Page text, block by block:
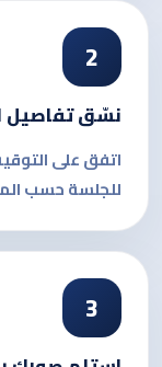
2
نسّق تفاصيل
اتفق على
للجلسة حسب
3